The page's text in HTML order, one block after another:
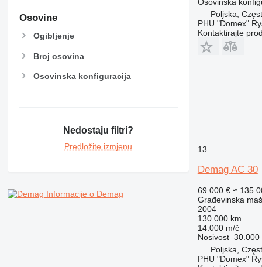
Osovine
Ogibljenje
Broj osovina
Osovinska konfiguracija
Nedostaju filtri?
Predložite izmjenu
Informacije o Demag
Poljska,
PHU "Domex"
Kontaktirajte
13
Demag AC 30
69.000 € ≈
Građevinska
2004
130.000 km
14.000 m/č
Nosivost 30.000
Poljska,
PHU "Domex"